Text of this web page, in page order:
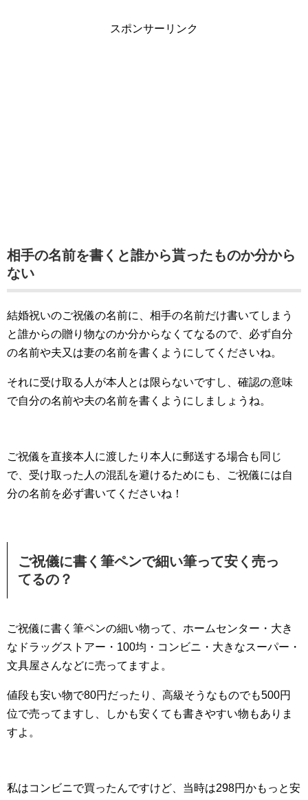
スポンサーリンク
相手の名前を書くと誰から貰ったものか分から
ない
結婚祝いのご祝儀の名前に、相手の名前だけ書いてしまう
と誰からの贈り物なのか分からなくてなるので、必ず自分
の名前や夫又は妻の名前を書くようにしてくださいね。
それに受け取る人が本人とは限らないですし、確認の意味
で自分の名前や夫の名前を書くようにしましょうね。
ご祝儀を直接本人に渡したり本人に郵送する場合も同じ
で、受け取った人の混乱を避けるためにも、ご祝儀には自
分の名前を必ず書いてくださいね！
ご祝儀に書く筆ペンで細い筆って安く売っ
てるの？
ご祝儀に書く筆ペンの細い物って、ホームセンター・大き
なドラッグストアー・100均・コンビニ・大きなスーパー・
文具屋さんなどに売ってますよ。
値段も安い物で80円だったり、高級そうなものでも500円
位で売ってますし、しかも安くても書きやすい物もありま
すよ。
私はコンビニで買ったんですけど、当時は298円かもっと安